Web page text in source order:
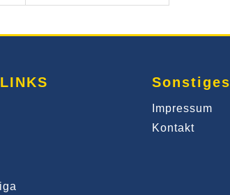
Sonstiges
Impressum
Kontakt